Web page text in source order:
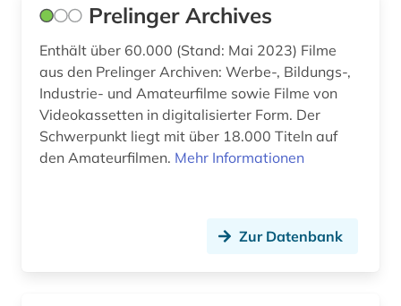
human genetics (1)
hybridrasen (1)
immaterielle werte (1)
Prelinger Archives
Enthält über 60.000 (Stand: Mai 2023) Filme
aus den Prelinger Archiven: Werbe-, Bildungs-,
Industrie- und Amateurfilme sowie Filme von
Videokassetten in digitalisierter Form. Der
Schwerpunkt liegt mit über 18.000 Titeln auf
den Amateurfilmen. Mehr Informationen
Zur Datenbank